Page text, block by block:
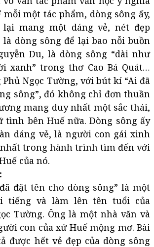
một tác phẩm, dòng sông ấy,
mang một dáng vẻ, nét đẹp
dòng sông để lại bao nỗi buồn
Du, là dòng sông “dài như
xanh” trong thơ Cao Bá Quát…
Ngọc Tường, với bút kí “Ai đã
sông”, đó không chỉ đơn thuần
mang duy nhất một sắc thái,
tình bên Huế nữa. Dòng sông ấy
dáng vẻ, là người con gái xinh
nhất trong hành trình tìm đến với
của nó.
đặt tên cho dòng sông” là một
tiếng và làm lên tên tuổi của
Tường. Ông là một nhà văn và
con của xứ Huế mộng mơ. Bài
được hết vẻ đẹp của dòng sông